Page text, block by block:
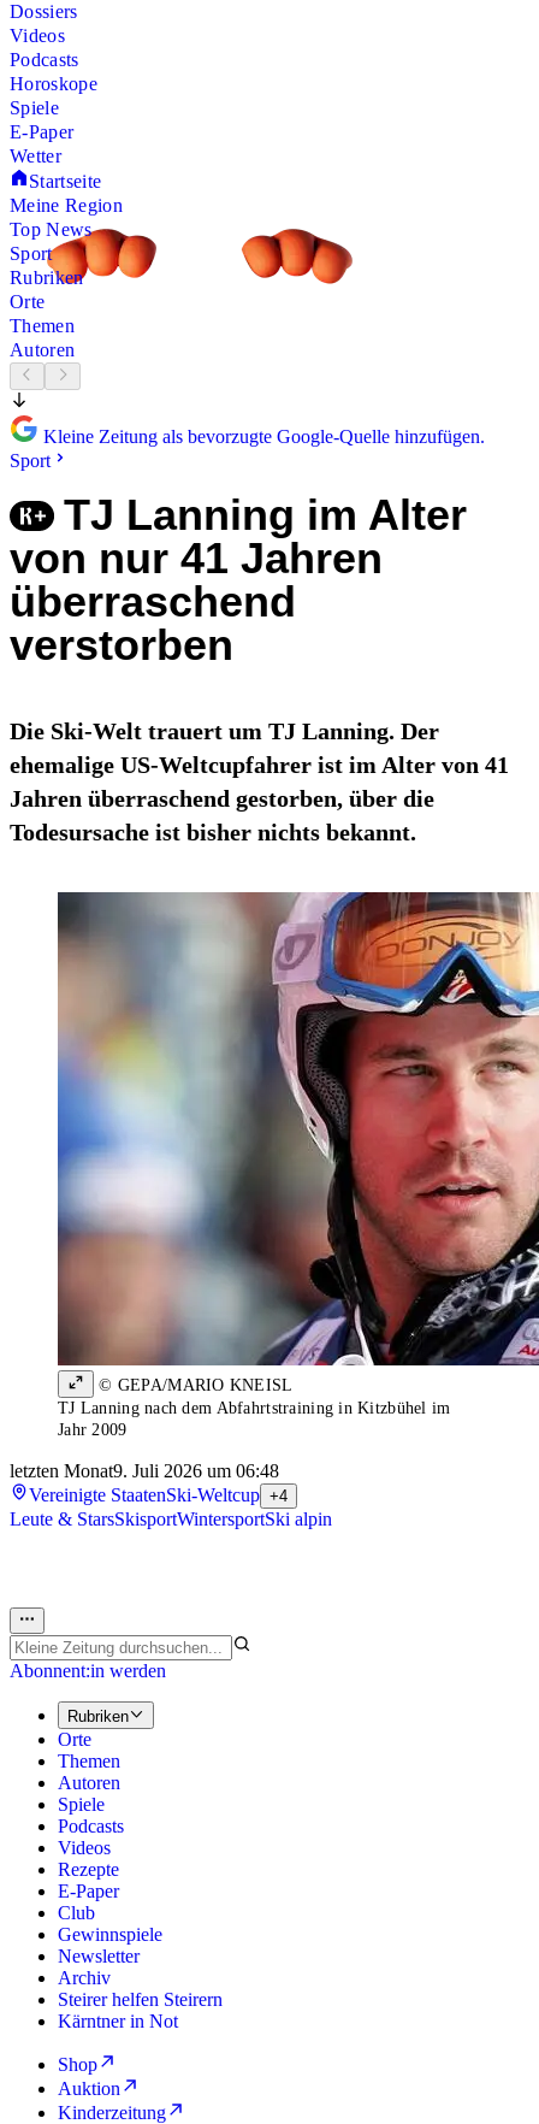
Dossiers
Videos
Podcasts
Horoskope
Spiele
E-Paper
Wetter
Startseite
Meine Region
Top News
Sport
Rubriken
Orte
Themen
Autoren
Kleine Zeitung als bevorzugte Google-Quelle hinzufügen.
Sport
TJ Lanning im Alter
von nur 41 Jahren
überraschend
verstorben
Die Ski-Welt trauert um TJ Lanning. Der
ehemalige US-Weltcupfahrer ist im Alter von 41
Jahren überraschend gestorben, über die
Todesursache ist bisher nichts bekannt.
© GEPA/MARIO KNEISL
TJ Lanning nach dem Abfahrtstraining in Kitzbühel im
Jahr 2009
letzten Monat9. Juli 2026 um 06:48
Vereinigte StaatenSki-Weltcup +4
Leute & StarsSkisportWintersportSki alpin
Abonnent:in werden
Rubriken
Orte
Themen
Autoren
Spiele
Podcasts
Videos
Rezepte
E-Paper
Club
Gewinnspiele
Newsletter
Archiv
Steirer helfen Steirern
Kärntner in Not
Shop
Auktion
Kinderzeitung